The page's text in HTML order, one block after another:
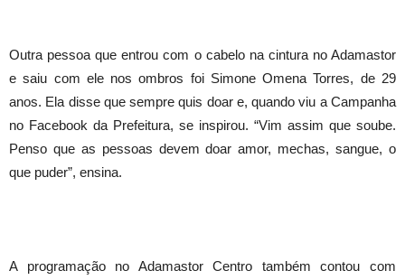
Foto: Sidnei barros / PMG
Outra pessoa que entrou com o cabelo na cintura no Adamastor
e saiu com ele nos ombros foi Simone Omena Torres, de 29
anos. Ela disse que sempre quis doar e, quando viu a Campanha
no Facebook da Prefeitura, se inspirou. “Vim assim que soube.
Penso que as pessoas devem doar amor, mechas, sangue, o
que puder”, ensina.
A programação no Adamastor Centro também contou com